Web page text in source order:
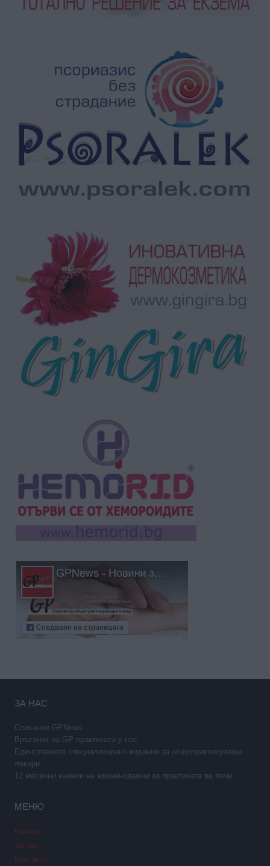
ЗА НАС
Списание GPNews
Връстник на GP практиката у нас
Единственото специализирано издание за общопрактикуващи
лекари
12 месечни книжки на жизненоважни за практиката ви теми
МЕНЮ
Начало
За нас
Контакти